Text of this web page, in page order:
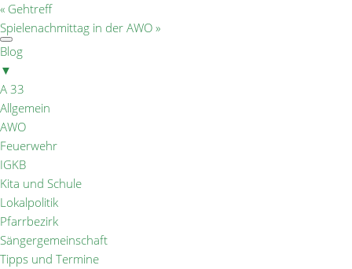
« Gehtreff
Spielenachmittag in der AWO »
Blog
▼
A 33
Allgemein
AWO
Feuerwehr
IGKB
Kita und Schule
Lokalpolitik
Pfarrbezirk
Sängergemeinschaft
Tipps und Termine